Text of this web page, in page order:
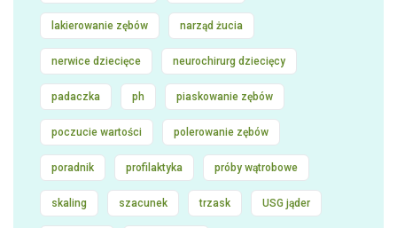
lakierowanie zębów narząd żucia
nerwice dziecięce neurochirurg dziecięcy
padaczka ph piaskowanie zębów
poczucie wartości polerowanie zębów
poradnik profilaktyka próby wątrobowe
skaling szacunek trzask USG jąder